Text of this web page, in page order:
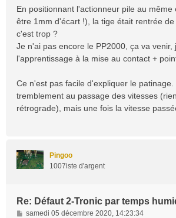
s
g
e
En positionnant l'actionneur pile au même
être 1mm d'écart !), la tige était rentrée de
c'est trop ?
Je n'ai pas encore le PP2000, ça va venir,
l'apprentissage à la mise au contact +
Ce n'est pas facile d'expliquer le
tremblement au passage des vitesses
rétrograde), mais une fois la vitesse
Pingoo
1007iste d'argent
Re: Défaut 2-Tronic par temps
M
samedi 05 décembre 2020, 14:23:34